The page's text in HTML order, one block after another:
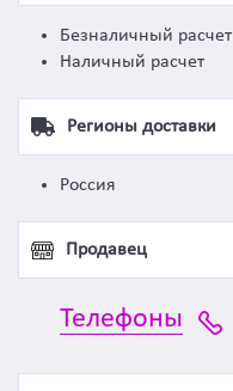
Безналичный расчет
Наличный расчет
Регионы доставки
Россия
Продавец
Телефоны